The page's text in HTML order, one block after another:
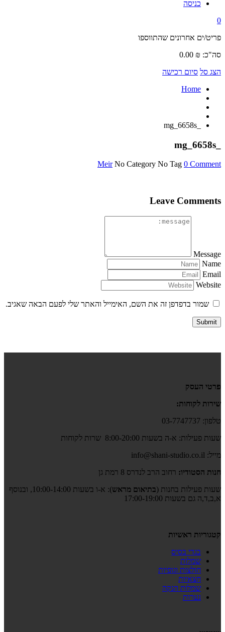
כניסה
0
פריט/ים אחרונים שהתווספו
סה"כ:
0.00 ₪
הצג סל סיום רכישה
Home
Meir No Category No Tag 0 Comment
Leave Comments
Message
Name
Email
Website
שמור בדפדפן זה את השם, האימייל והאתר שלי לפעם הבאה שאגיב.
פרטי העסק
שירות לקוחות:
טלפון: 03-7747737
שעות פעילות: א-ה בשעות 8:00-20:00 שרות לקוחות
מייל: info@shani-studio.co.il
חנות הסטודיו: רחוב הרב לנדרס 8 רמת גן
שעות פעילות בחנות (בתיאום מראש
): א-ו בשעות 10:00-14:00, ובנוסף
א,ב,ד,ה גם בשעות 17:00-19:00
קטגוריות ראשיות
בגדי בסיס
שמלות
חולצות וגופיות
חצאיות
שמלות הנקה
נערות